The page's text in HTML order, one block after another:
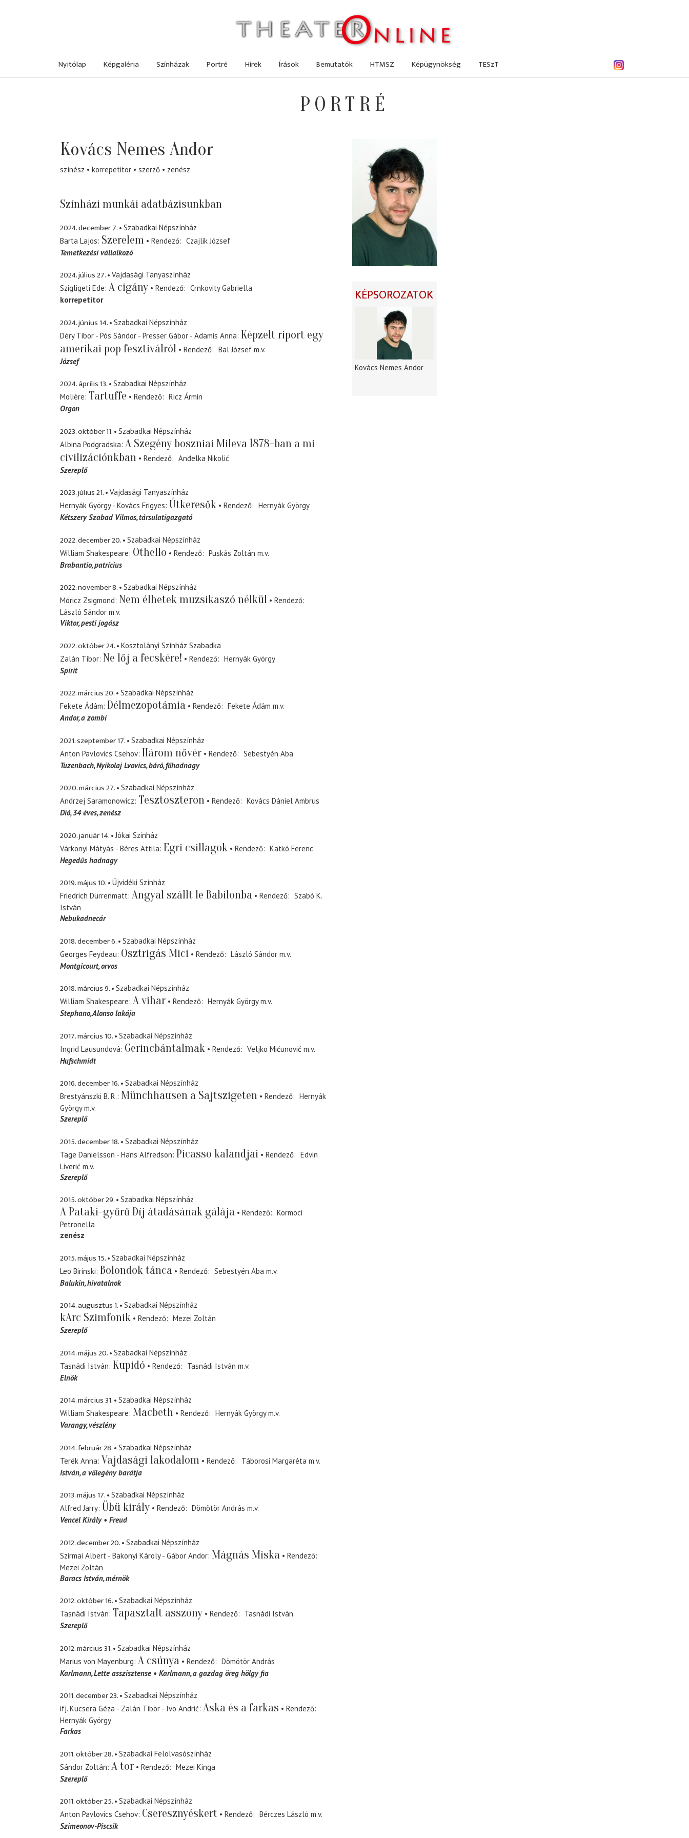
Nyitólap Képgaléria Színházak Portré Hírek Írások Bemutatók HTMSZ Képügynökség TESzT
PORTRÉ
Kovács Nemes Andor
színész korrepetitor szerző zenész
Színházi munkái adatbázisunkban
2024. december 7.
Szabadkai Népszínház
Barta Lajos Szerelem Rendező
Czajlik József
Temetkezési vállalkozó
2024. július 27.
Vajdasági Tanyaszínház
Szigligeti Ede A cigány Rendező
Crnkovity Gabriella
korrepetitor
2024. június 14.
Szabadkai Népszínház
Déry Tibor - Pós Sándor - Presser Gábor - Adamis Anna Képzelt riport egy
amerikai pop fesztiválról
Rendező Bal József m.v.
József
2024. április 13.
Szabadkai Népszínház
Molière Tartuffe Rendező
Ricz Ármin
Orgon
2023. október 11.
Szabadkai Népszínház
Albina Podgradska A Szegény boszniai Mileva 1878-ban a mi
civilizációnkban
Rendező
Anđelka Nikolić
Szereplő
2023. július 21.
Vajdasági Tanyaszínház
Hernyák György - Kovács Frigyes Útkeresők Rendező
Hernyák György
Kétszery Szabad Vilmos társulatigazgató
2022. december 20.
Szabadkai Népszínház
William Shakespeare Othello Rendező Puskás Zoltán m.v.
Brabantio patrícius
2022. november 8.
Szabadkai Népszínház
Móricz Zsigmond Nem élhetek muzsikaszó nélkül
Rendező
László Sándor m.v.
Viktor pesti jogász
2022. október 24.
Kosztolányi Színház Szabadka
Zalán Tibor Ne lőj a fecskére! Rendező
Hernyák György
Spirit
2022. március 20.
Szabadkai Népszínház
Fekete Ádám Délmezopotámia Rendező Fekete Ádám m.v.
Andor a zombi
2021. szeptember 17.
Szabadkai Népszínház
Anton Pavlovics Csehov Három nővér Rendező
Sebestyén Aba
Tuzenbach, Nyikolaj Lvovics báró, főhadnagy
2020. március 27.
Szabadkai Népszínház
Andrzej Saramonowicz Tesztoszteron Rendező
Kovács Dániel Ambrus
Dió 34 éves, zenész
2020. január 14.
Jókai Szinház
Várkonyi Mátyás - Béres Attila Egri csillagok Rendező
Katkó Ferenc
Hegedűs hadnagy
2019. május 10.
Újvidéki Színház
Friedrich Dürrenmatt Angyal szállt le Babilonba Rendező
Szabó K.
István
Nebukadnecár
2018. december 6.
Szabadkai Népszínház
Georges Feydeau Osztrigás Mici Rendező László Sándor m.v.
Montgicourt orvos
2018. március 9.
Szabadkai Népszínház
William Shakespeare A vihar Rendező Hernyák György m.v.
Stephano Alonso lakája
2017. március 10.
Szabadkai Népszínház
Ingrid Lausundová Gerincbántalmak Rendező Veljko Mićunović m.v.
Hufschmidt
2016. december 16.
Szabadkai Népszínház
Brestyánszki B. R. Münchhausen a Sajtszigeten Rendező
Hernyák
György m.v.
Szereplő
2015. december 18.
Szabadkai Népszínház
Tage Danielsson - Hans Alfredson Picasso kalandjai Rendező
Edvin
Liverić m.v.
Szereplő
2015. október 29. Szabadkai Népszínház
A Pataki-gyűrű Díj átadásának gálája Rendező
Körmöci
Petronella
zenész
2015. május 15.
Szabadkai Népszínház
Leo Birinski Bolondok tánca Rendező Sebestyén Aba m.v.
Balukin hivatalnok
2014. augusztus 1. Szabadkai Népszínház
kArc Szimfonik Rendező
Mezei Zoltán
Szereplő
2014. május 20.
Szabadkai Népszínház
Tasnádi István Kupidó Rendező Tasnádi István m.v.
Elnök
2014. március 31.
Szabadkai Népszínház
William Shakespeare Macbeth Rendező Hernyák György m.v.
Varangy vészlény
2014. február 28.
Szabadkai Népszínház
Terék Anna Vajdasági lakodalom Rendező Táborosi Margaréta m.v.
István a vőlegény barátja
2013. május 17.
Szabadkai Népszínház
Alfred Jarry Übü király Rendező Dömötör András m.v.
Vencel Király
Freud
2012. december 20.
Szabadkai Népszínház
Szirmai Albert - Bakonyi Károly - Gábor Andor Mágnás Miska
Rendező
Mezei Zoltán
Baracs István mérnök
2012. október 16.
Szabadkai Népszínház
Tasnádi István Tapasztalt asszony Rendező
Tasnádi István
Szereplő
2012. március 31.
Szabadkai Népszínház
Marius von Mayenburg A csúnya Rendező
Dömötör András
Karlmann Lette asszisztense Karlmann a gazdag öreg hölgy fia
2011. december 23.
Szabadkai Népszínház
ifj. Kucsera Géza - Zalán Tibor - Ivo Andrić Aska és a farkas
Rendező
Hernyák György
Farkas
2011. október 28.
Szabadkai Felolvasószínház
Sándor Zoltán A tor Rendező
Mezei Kinga
Szereplő
2011. október 25.
Szabadkai Népszínház
Anton Pavlovics Csehov Cseresznyéskert Rendező Bérczes László m.v.
Szimeonov-Piscsik
KÉPSOROZATOK
Kovács Nemes Andor